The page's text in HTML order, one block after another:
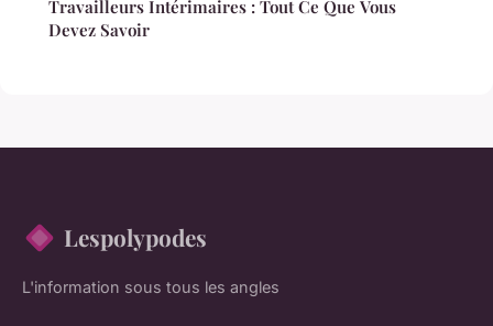
Travailleurs Intérimaires : Tout Ce Que Vous
Devez Savoir
Lespolypodes
L'information sous tous les angles